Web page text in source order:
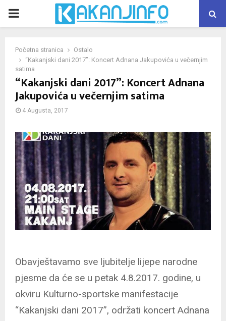
PRIMARY
Početna stranica
Ostalo
“Kakanjski dani 2017”: Koncert Adnana Jakupovića u večernjim
satima
“Kakanjski dani 2017”: Koncert Adnana
Jakupovića u večernjim satima
4 Augusta, 2017
Obavještavamo sve ljubitelje lijepe narodne
pjesme da će se u petak 4.8.2017. godine, u
okviru Kulturno-sportske manifestacije
“Kakanjski dani 2017”, održati koncert Adnana